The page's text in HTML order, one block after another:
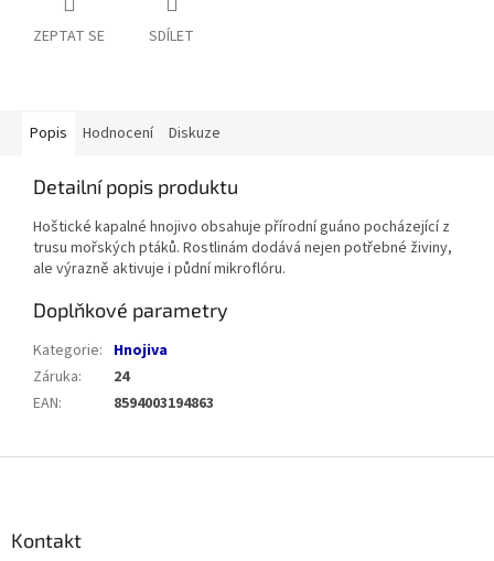
ZEPTAT SE SDÍLET
Popis Hodnocení Diskuze
Detailní popis produktu
Hoštické kapalné hnojivo obsahuje přírodní guáno pocházející z
trusu mořských ptáků. Rostlinám dodává nejen potřebné živiny,
ale výrazně aktivuje i půdní mikroflóru.
Doplňkové parametry
Kategorie: Hnojiva
Záruka:
24
EAN: 8594003194863
Kontakt